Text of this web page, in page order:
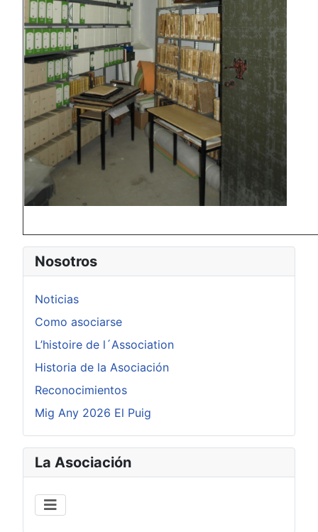
Nosotros
Noticias
Como asociarse
L’histoire de l´Association
Historia de la Asociación
Reconocimientos
Mig Any 2026 El Puig
La Asociación